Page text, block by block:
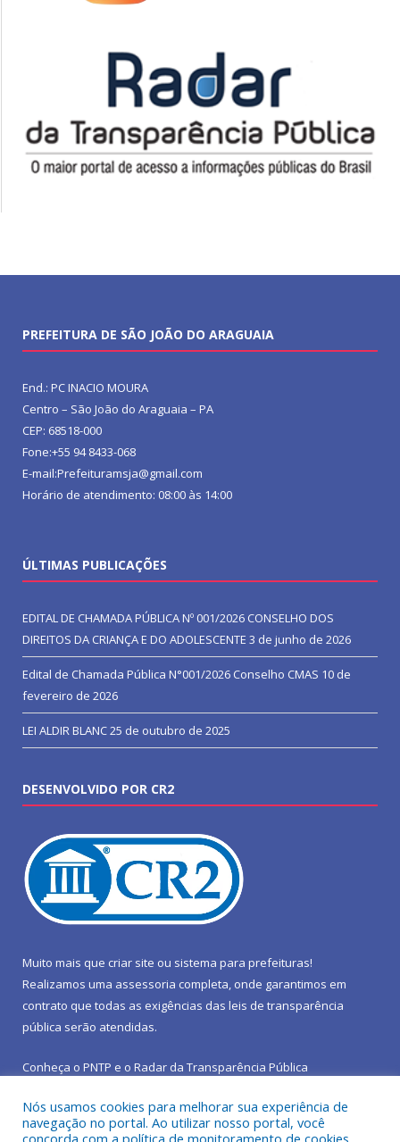
PREFEITURA DE SÃO JOÃO DO ARAGUAIA
End.: PC INACIO MOURA
Centro – São João do Araguaia – PA
CEP: 68518-000
Fone:+55 94 8433-068
E-mail:Prefeituramsja@gmail.com
Horário de atendimento: 08:00 às 14:00
ÚLTIMAS PUBLICAÇÕES
EDITAL DE CHAMADA PÚBLICA Nº 001/2026 CONSELHO DOS
DIREITOS DA CRIANÇA E DO ADOLESCENTE 3 de junho de 2026
Edital de Chamada Pública N°001/2026 Conselho CMAS 10 de
fevereiro de 2026
LEI ALDIR BLANC25 de outubro de 2025
DESENVOLVIDO POR CR2
Muito mais que criar site ou sistema para prefeituras!
Realizamos uma assessoria completa, onde garantimos em
contrato que todas as exigências das leis de transparência
pública serão atendidas.
Conheça o PNTP e o Radar da Transparência Pública
Nós usamos cookies para melhorar sua experiência de
navegação no portal. Ao utilizar nosso portal, você
concorda com a política de monitoramento de cookies.